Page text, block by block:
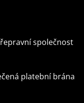
společnost
platební brána